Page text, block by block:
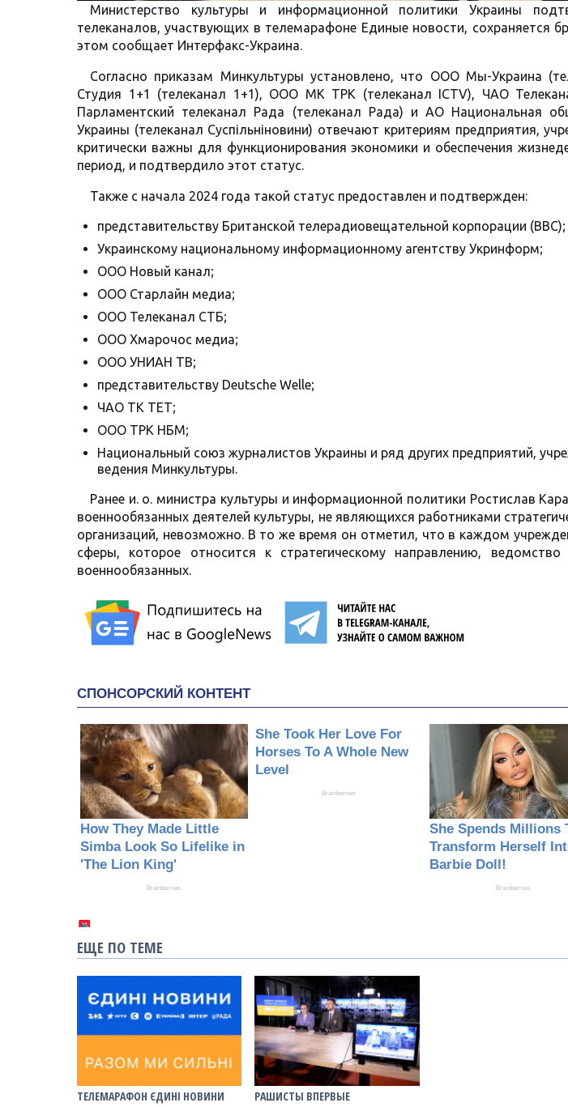
Министерство культуры и информационной политики Украины
телеканалов, участвующих в телемарафоне Единые новости, сохраняется
этом сообщает Интерфакс-Украина.
Согласно приказам Минкультуры установлено, что ООО Мы-Украина
Студия 1+1 (телеканал 1+1), ООО МК ТРК (телеканал ICTV), ЧАО
Парламентский телеканал Рада (телеканал Рада) и АО Национальная
Украины (телеканал Суспільніновини) отвечают критериям предприятия,
критически важны для функционирования экономики и обеспечения
период, и подтвердило этот статус.
Также с начала 2024 года такой статус предоставлен и подтвержден:
представительству Британской телерадиовещательной корпорации (ВВС);
Украинскому национальному информационному агентству Укринформ;
ООО Новый канал;
ООО Старлайн медиа;
ООО Телеканал СТБ;
ООО Хмарочос медиа;
ООО УНИАН ТВ;
представительству Deutsche Welle;
ЧАО ТК ТЕТ;
ООО ТРК НБМ;
Национальный союз журналистов Украины и ряд других предприятий,
ведения Минкультуры.
Ранее и. о. министра культуры и информационной политики Ростислав
военнообязанных деятелей культуры, не являющихся работниками
организаций, невозможно. В то же время он отметил, что в каждом
сферы, которое относится к стратегическому направлению, ведомство
военнообязанных.
ЕЩЕ ПО ТЕМЕ
ТЕЛЕМАРАФОН ЄДИНІ НОВИНИ
РАШИСТЫ ВПЕРВЫЕ